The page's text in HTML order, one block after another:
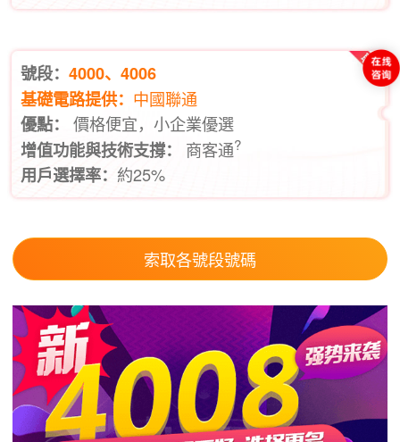
號段：4000、4006
基礎電路提供： 中國聯通
優點：
價格便宜，小企業優選
增值功能與技術支撐：
商客通?
用戶選擇率： 約25%
索取各號段號碼